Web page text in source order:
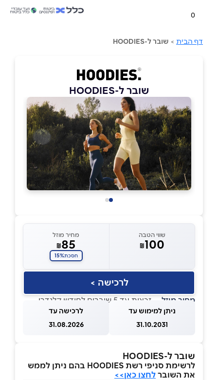
0
דף הבית > שובר ל-HOODIES
שובר ל-HOODIES
שווי הטבה
₪100
מחיר מוזל
₪85
חסכת15%
לרכישה >
מחיר מוזל — זכאות עד 5 שוברים לחודש קלנדרי
ניתן למימוש עד
31.10.2031
לרכישה עד
31.08.2026
שובר ל-HOODIES
לרשימת סניפי רשת HOODIES בהם ניתן לממש
את השובר לחצו כאן>>